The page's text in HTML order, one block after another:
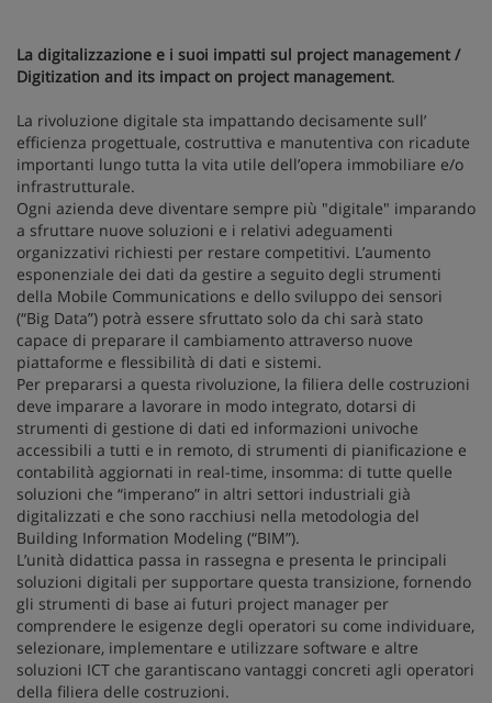
La digitalizzazione e i suoi impatti sul project management /
Digitization and its impact on project management.
La rivoluzione digitale sta impattando decisamente sull’
efficienza progettuale, costruttiva e manutentiva con ricadute
importanti lungo tutta la vita utile dell’opera immobiliare e/o
infrastrutturale.
Ogni azienda deve diventare sempre più "digitale" imparando
a sfruttare nuove soluzioni e i relativi adeguamenti
organizzativi richiesti per restare competitivi. L’aumento
esponenziale dei dati da gestire a seguito degli strumenti
della Mobile Communications e dello sviluppo dei sensori
(“Big Data”) potrà essere sfruttato solo da chi sarà stato
capace di preparare il cambiamento attraverso nuove
piattaforme e flessibilità di dati e sistemi.
Per prepararsi a questa rivoluzione, la filiera delle costruzioni
deve imparare a lavorare in modo integrato, dotarsi di
strumenti di gestione di dati ed informazioni univoche
accessibili a tutti e in remoto, di strumenti di pianificazione e
contabilità aggiornati in real-time, insomma: di tutte quelle
soluzioni che “imperano” in altri settori industriali già
digitalizzati e che sono racchiusi nella metodologia del
Building Information Modeling (“BIM”).
L’unità didattica passa in rassegna e presenta le principali
soluzioni digitali per supportare questa transizione, fornendo
gli strumenti di base ai futuri project manager per
comprendere le esigenze degli operatori su come individuare,
selezionare, implementare e utilizzare software e altre
soluzioni ICT che garantiscano vantaggi concreti agli operatori
della filiera delle costruzioni.